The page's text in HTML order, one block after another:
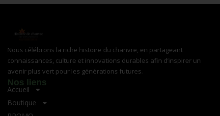
Nous célébrons la riche histoire du chanvre, en partageant
connaissances, culture et innovations durables afin d’inspirer un
avenir plus vert pour les générations futures.
Nos liens
Accueil
Boutique